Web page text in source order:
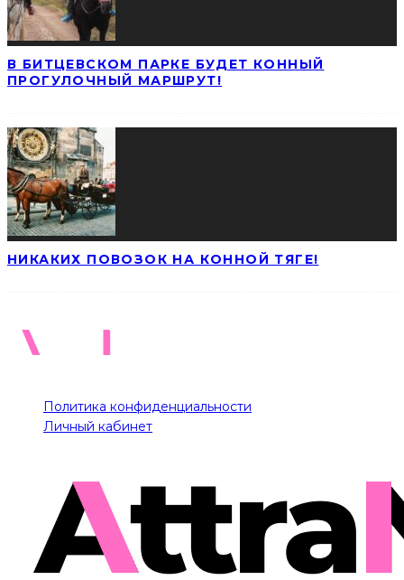
В БИТЦЕВСКОМ ПАРКЕ БУДЕТ КОННЫЙ
ПРОГУЛОЧНЫЙ МАРШРУТ!
НИКАКИХ ПОВОЗОК НА КОННОЙ ТЯГЕ!
Политика конфиденциальности
Личный кабинет